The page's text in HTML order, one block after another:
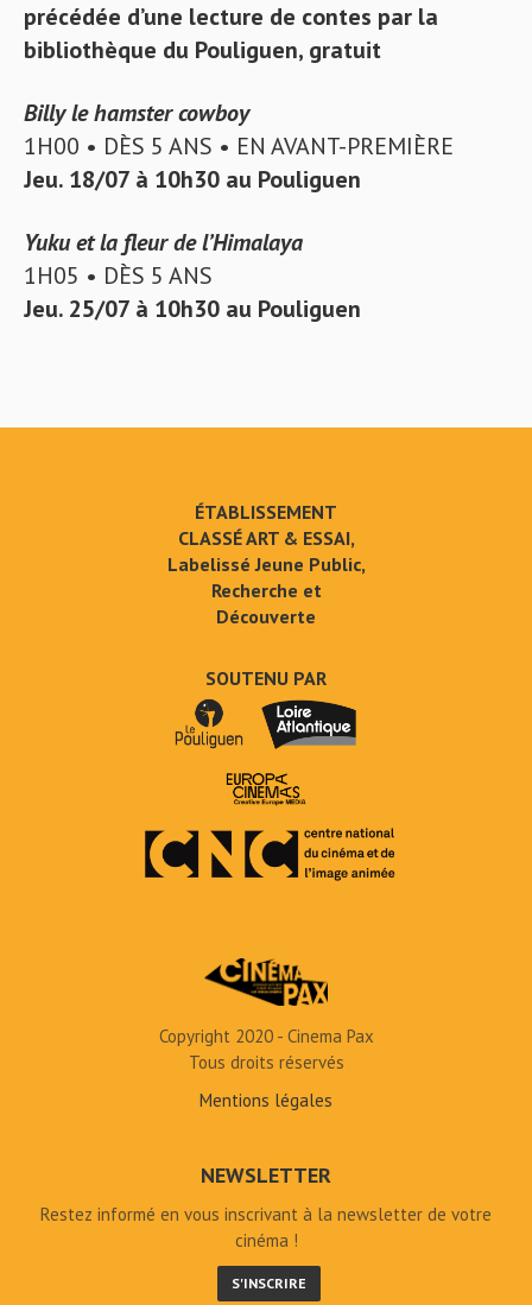
précédée d’une lecture de contes par la
bibliothèque du Pouliguen, gratuit
Billy le hamster cowboy
1H00 • DÈS 5 ANS • EN AVANT-PREMIÈRE
Jeu. 18/07 à 10h30 au Pouliguen
Yuku et la fleur de l’Himalaya
1H05 • DÈS 5 ANS
Jeu. 25/07 à 10h30 au Pouliguen
ÉTABLISSEMENT
CLASSÉ ART & ESSAI,
Labelissé Jeune Public,
Recherche et
Découverte
SOUTENU PAR
Copyright 2020 - Cinema Pax
Tous droits réservés
Mentions légales
NEWSLETTER
Restez informé en vous inscrivant à la newsletter de votre
cinéma !
S'INSCRIRE